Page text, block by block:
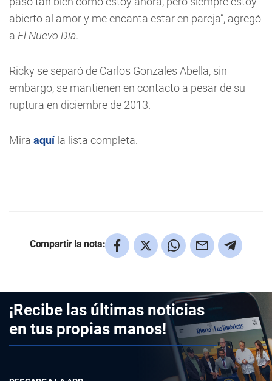
abierto al amor y me encanta estar en pareja”, agregó
a El Nuevo Día.
Ricky se separó de Carlos Gonzales Abella, sin
embargo, se mantienen en contacto a pesar de su
ruptura en diciembre de 2013.
Mira aquí la lista completa.
Compartir la nota:
¡Recibe las últimas noticias
en tus propias manos!